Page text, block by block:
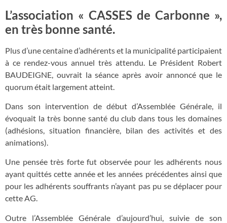
L’association « CASSES de Carbonne »,
en très bonne santé.
Plus d’une centaine d’adhérents et la municipalité participaient
à ce rendez-vous annuel très attendu. Le Président Robert
BAUDEIGNE, ouvrait la séance après avoir annoncé que le
quorum était largement atteint.
Dans son intervention de début d’Assemblée Générale, il
évoquait la très bonne santé du club dans tous les domaines
(adhésions, situation financière, bilan des activités et des
animations).
Une pensée très forte fut observée pour les adhérents nous
ayant quittés cette année et les années précédentes ainsi que
pour les adhérents souffrants n’ayant pas pu se déplacer pour
cette AG.
Outre l’Assemblée Générale d’aujourd’hui, suivie de son